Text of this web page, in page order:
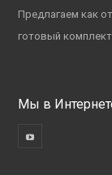
Предлагаем как
готовый
Мы в